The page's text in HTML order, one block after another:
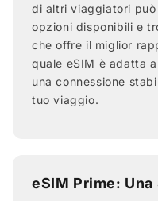
di altri viaggiatori
opzioni disponibili e
che offre il miglior
quale eSIM è adatta
una connessione
tuo viaggio.
eSIM Prime: